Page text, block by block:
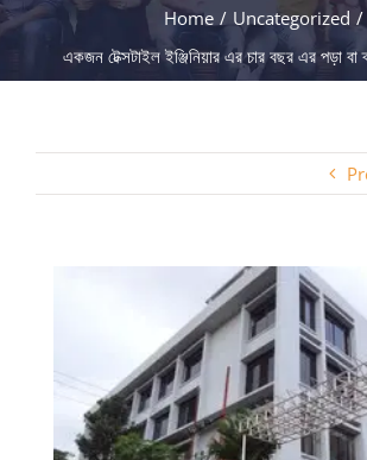
Home
Uncategorized
একজন টেক্সটাইল ইঞ্জিনিয়ার এর চার বছর এর পড়া বা